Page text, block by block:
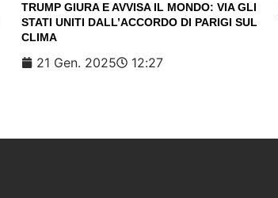
TRUMP GIURA E AVVISA IL MONDO: VIA GLI
STATI UNITI DALL’ACCORDO DI PARIGI SUL
CLIMA
21 Gen. 2025 12:27